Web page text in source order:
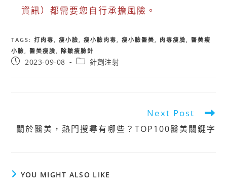
資訊）都需要您自行承擔風險。
TAGS:打肉毒, 瘦小臉, 瘦小臉肉毒, 瘦小臉醫美, 肉毒瘦臉, 醫美瘦
小臉, 醫美瘦臉, 除皺瘦臉針
2023-09-08 針劑注射
Next Post
關於醫美，熱門搜尋有哪些？TOP100醫美關鍵字
YOU MIGHT ALSO LIKE